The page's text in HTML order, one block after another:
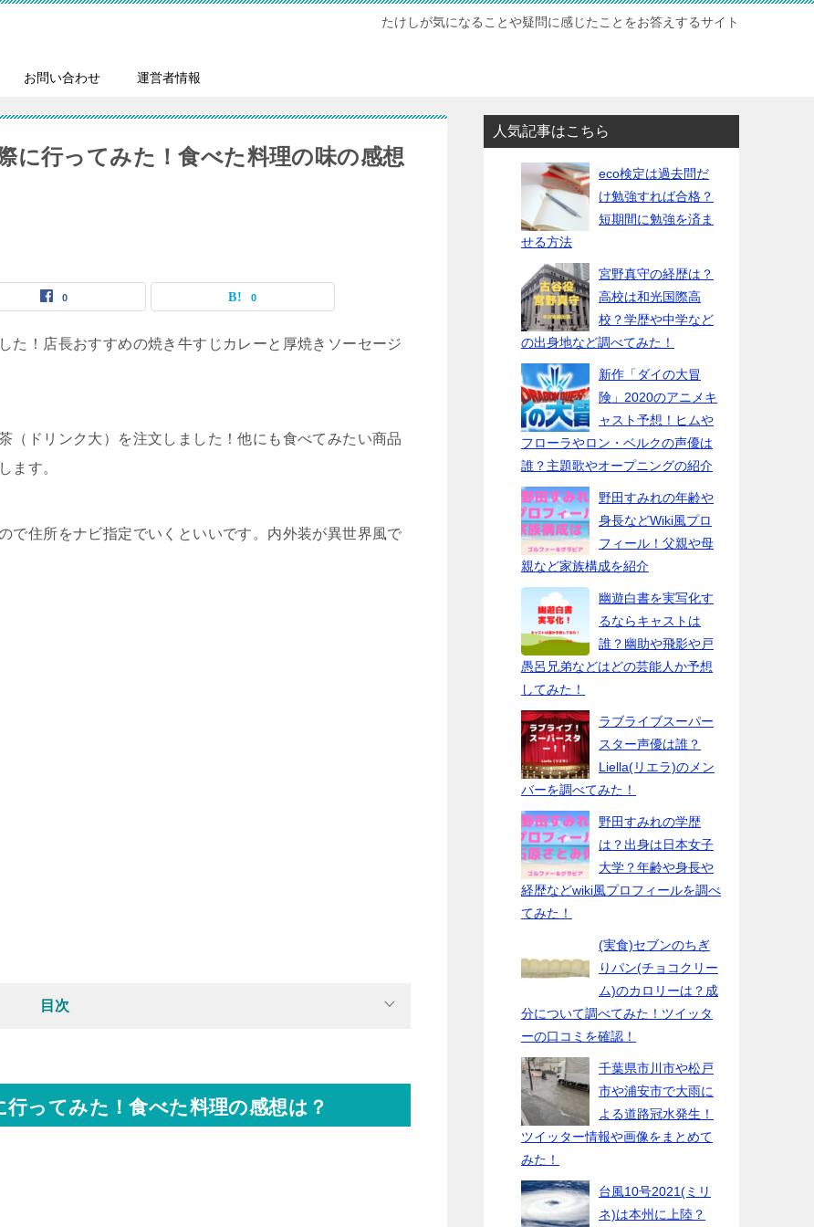
たけしが気になることや疑問に感じたことをお答えするサイト
お問い合わせ 運営者情報
に行ってみた！食べた料理の味の感想
0 0
た！店長おすすめの焼き牛すじカレーと厚焼きソーセージ
（ドリンク大）を注文しました！他にも食べてみたい商品
ます。
で住所をナビ指定でいくといいです。内外装が異世界風で
目次
ってみた！食べた料理の感想は？
人気記事はこちら
eco検定は過去問だ
け勉強すれば合格？
短期間に勉強を済ま
せる方法
宮野真守の経歴は？
高校は和光国際高
校？学歴や中学など
の出身地など調べてみた！
新作「ダイの大冒
険」2020のアニメキ
ャスト予想！ヒムや
フローラやロン・ベルクの声優は
誰？主題歌やオープニングの紹介
野田すみれの年齢や
身長などWiki風プロ
フィール！父親や母
親など家族構成を紹介
幽遊白書を実写化す
るならキャストは
誰？幽助や飛影や戸
愚呂兄弟などはどの芸能人か予想
してみた！
ラブライブスーパー
スター声優は誰？
Liella(リエラ)のメン
バーを調べてみた！
野田すみれの学歴
は？出身は日本女子
大学？年齢や身長や
経歴などwiki風プロフィールを調べ
てみた！
(実食)セブンのちぎ
りパン(チョコクリー
ム)のカロリーは？成
分について調べてみた！ツイッタ
ーの口コミを確認！
千葉県市川市や松戸
市や浦安市で大雨に
よる道路冠水発生！
ツイッター情報や画像をまとめて
みた！
台風10号2021(ミリ
ネ)は本州に上陸？